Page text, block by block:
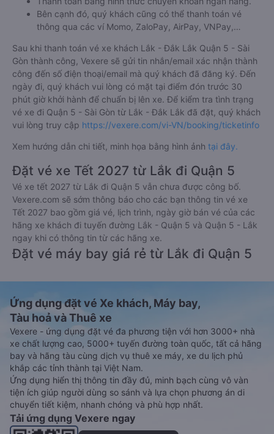
Bên cạnh đó, quý khách cũng có thể thanh toán vé
thông qua các ví Momo, ZaloPay, AirPay, VNPay,…
Sau khi thanh toán vé xe khách Lắk - Đắk Lắk Quận 5 - Sài
Gòn thành công, Vexere sẽ gửi tin nhắn/email xác nhận thành
công đến số điện thoại/email mà quý khách đã đăng ký. Đến
ngày đi, quý khách vui lòng có mặt tại điểm đón trước 30
phút giờ khởi hành để chuẩn bị lên xe. Để kiểm tra tình trạng
vé xe đi Quận 5 - Sài Gòn từ Lắk - Đắk Lắk đã đặt, quý khách
vui lòng truy cập https://vexere.com/vi-VN/booking/ticketinfo
Xem hướng dẫn chi tiết, minh họa bằng hình ảnh tại đây.
Đặt vé xe Tết 2027 từ Lắk đi Quận 5
Vé xe tết 2027 từ Lắk đi Quận 5 vẫn chưa được công bố.
Vexere.com sẽ sớm thông báo cho các bạn thông tin vé xe
Tết 2027 bao gồm giá vé, lịch trình, ngày giờ bán vé của các
hãng xe khách đi tuyến đường Lắk - Quận 5 và Quận 5 - Lắk
ngay khi có thông tin từ các hãng xe.
Đặt vé máy bay giá rẻ từ Lắk đi Quận 5
Ứng dụng đặt vé Xe khách, Máy bay,
Tàu hoả và Thuê xe
Vexere - ứng dụng đặt vé đa phương tiện với hơn 3000+ nhà
xe chất lượng cao, 5000+ tuyến đường toàn quốc, tất cả hãng
bay và hãng tàu cùng dịch vụ thuê xe máy, xe du lịch phủ
khắp các tỉnh thành tại Việt Nam.
Ứng dụng hiển thị thông tin đầy đủ, minh bạch cùng vô vàn
tiện ích giúp người dùng so sánh và lựa chọn phương án di
chuyển tiết kiệm, nhanh chóng và phù hợp nhất.
Tải ứng dụng Vexere ngay